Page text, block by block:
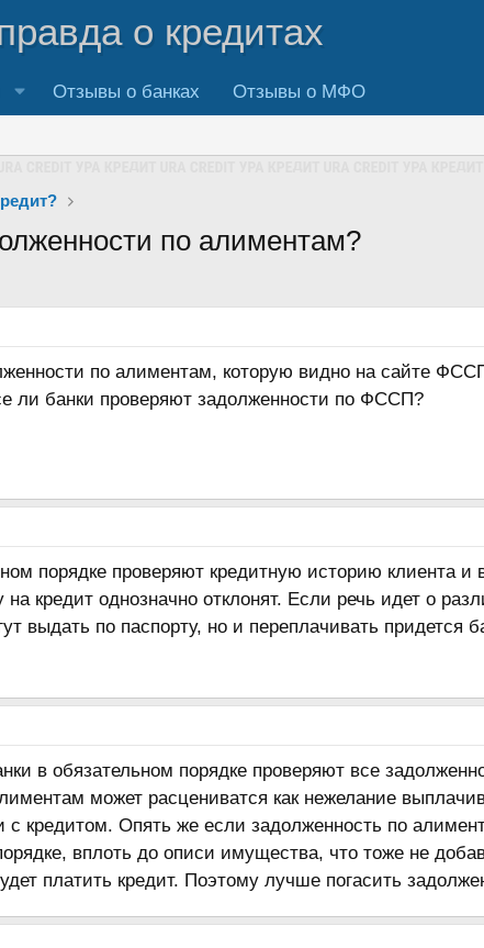
о кредитах
Отзывы о банках Отзывы о МФО
по алиментам?
по алиментам, которую видно на сайте
ли банки проверяют задолженности по ФССП?
порядке проверяют кредитную историю клиента и
на кредит однозначно отклонят. Если речь идет о
выдать по паспорту, но и переплачивать придется
в обязательном порядке проверяют все
может расцениватся как нежелание
с кредитом. Опять же если задолженность по
вплоть до описи имущества, что тоже не
платить кредит. Поэтому лучше погасить